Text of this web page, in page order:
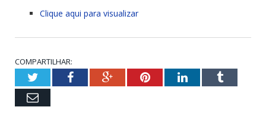
Clique aqui para visualizar
COMPARTILHAR:
TwitterFacebookGoogle+PinterestLinkedInTumblr
Email